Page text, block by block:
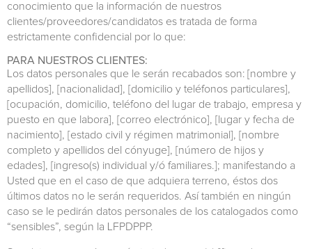
conocimiento que la información de nuestros
clientes/proveedores/candidatos es tratada de forma
estrictamente confidencial por lo que:
PARA NUESTROS CLIENTES:
Los datos personales que le serán recabados son: [nombre y
apellidos], [nacionalidad], [domicilio y teléfonos particulares],
[ocupación, domicilio, teléfono del lugar de trabajo, empresa y
puesto en que labora], [correo electrónico], [lugar y fecha de
nacimiento], [estado civil y régimen matrimonial], [nombre
completo y apellidos del cónyuge], [número de hijos y
edades], [ingreso(s) individual y/ó familiares.]; manifestando a
Usted que en el caso de que adquiera terreno, éstos dos
últimos datos no le serán requeridos. Así también en ningún
caso se le pedirán datos personales de los catalogados como
“sensibles”, según la LFPDPPP.